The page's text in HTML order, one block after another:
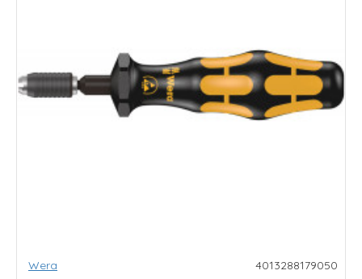
Wera 4013288179050